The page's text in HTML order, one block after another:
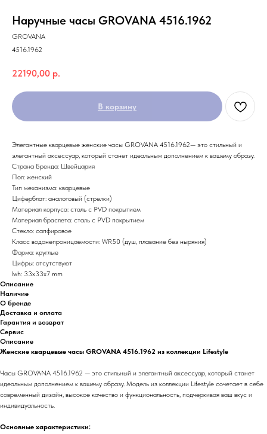
Наручные часы GROVANA 4516.1962
GROVANA
4516.1962
22190,00 р.
В корзину
Элегантные кварцевые женские часы GROVANA 4516.1962— это стильный и
элегантный аксессуар, который станет идеальным дополнением к вашему образу.
Страна Бренда: Швейцария
Пол: женский
Тип механизма: кварцевые
Циферблат: аналоговый (стрелки)
Материал корпуса: сталь с PVD покрытием
Материал браслета: сталь с PVD покрытием
Стекло: сапфировое
Класс водонепроницаемости: WR50 (душ, плавание без ныряния)
Форма: круглые
Цифры: отсутствуют
lwh: 33x33x7 mm
Описание
Наличие
О бренде
Доставка и оплата
Гарантия и возврат
Сервис
Описание
Женские кварцевые часы GROVANA 4516.1962 из коллекции Lifestyle
Часы GROVANA 4516.1962 — это стильный и элегантный аксессуар, который станет
идеальным дополнением к вашему образу. Модель из коллекции Lifestyle сочетает в себе
современный дизайн, высокое качество и функциональность, подчеркивая ваш вкус и
индивидуальность.
Основные характеристики: